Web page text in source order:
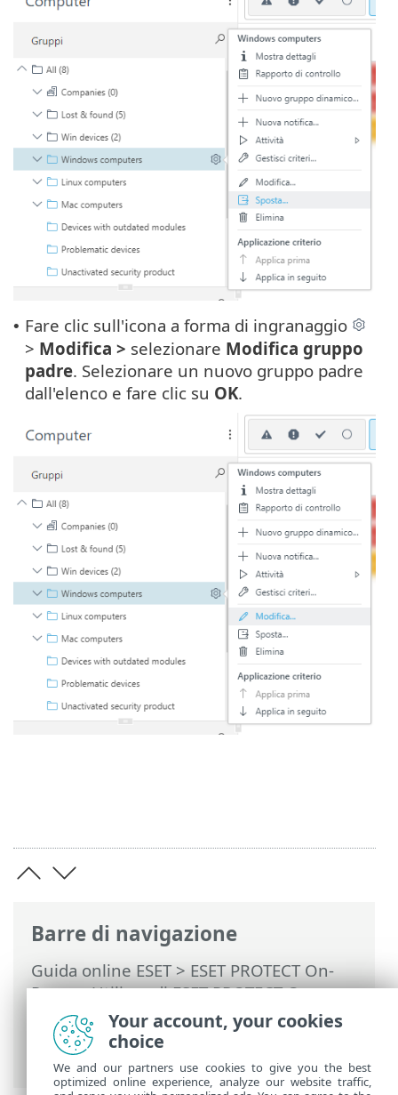
Barre di navigazione
Guida online ESET> ESET PROTECT On-
Prem>Utilizzo di ESET PROTECT On-
Prem>
ESET PROTECT On-Prem Menu
principale >Computer >Gruppi
gruppo statico o dinamico
• Fare clic sull'icona a forma di ingranaggio
> Modifica > selezionare Modifica gruppo
padre. Selezionare un nuovo gruppo padre
dall'elenco e fare clic su OK.
Your account, your cookies
choice
We and our partners use cookies to give you the best
optimized online experience, analyze our website traffic,